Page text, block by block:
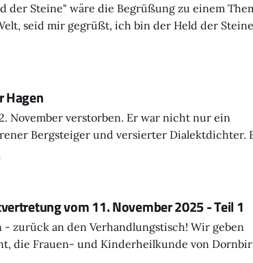
der Steine" wäre die Begrüßung zu einem
seid mir gegrüßt, ich bin der Held der Steine
Europa..." Dornbirn aber liegt fast am
Hagen
November verstorben. Er war nicht nur ein
Bergsteiger und versierter Dialektdichter.
der ersten Stunde. Deshalb stand er auch
vom 11. November 2025 - Teil 1
zurück an den Verhandlungstisch! Wir geben